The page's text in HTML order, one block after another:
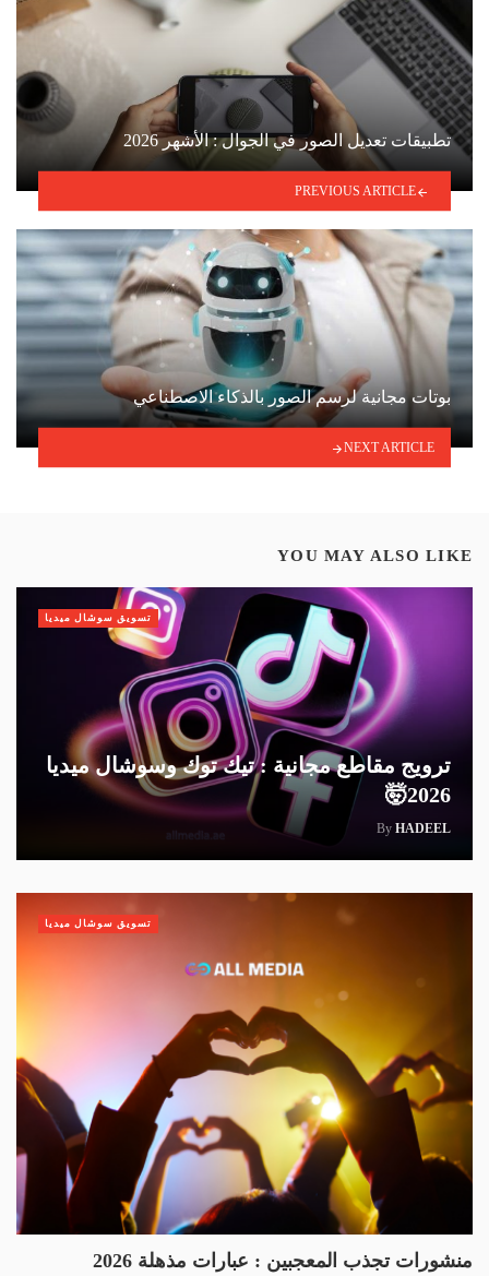
تطبيقات تعديل الصور في الجوال : الأشهر 2026
PREVIOUS ARTICLE
بوتات مجانية لرسم الصور بالذكاء الاصطناعي
NEXT ARTICLE
YOU MAY ALSO LIKE
ترويج مقاطع مجانية : تيك توك وسوشال ميديا
2026🤯
By HADEEL
تسويق سوشال ميديا
منشورات تجذب المعجبين : عبارات مذهلة 2026
تسويق سوشال ميديا